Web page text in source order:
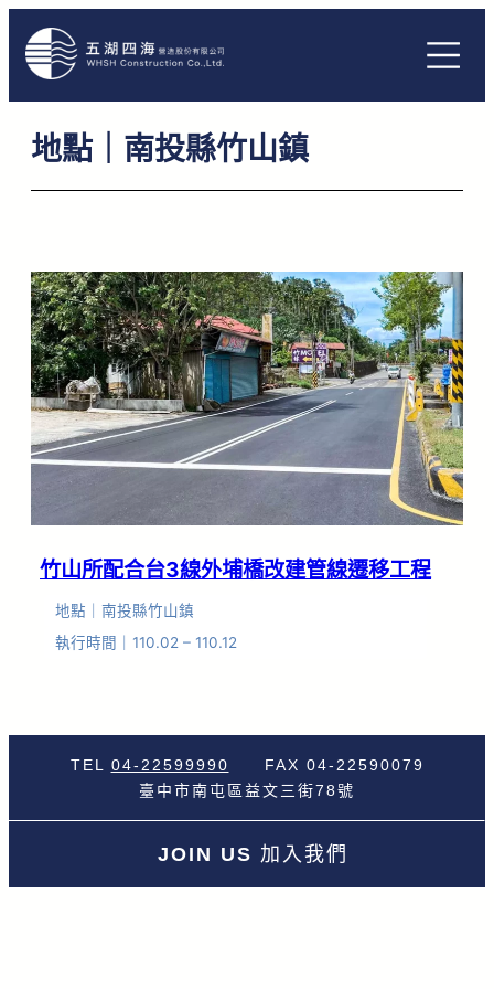
至
主
地點｜南投縣竹山鎮
竹山所配合台3線外埔橋改建管線遷移工程
地點｜南投縣竹山鎮
執行時間｜110.02 – 110.12
TEL 04-22599990 FAX 04-22590079
臺中市南屯區益文三街78號
JOIN US 加入我們